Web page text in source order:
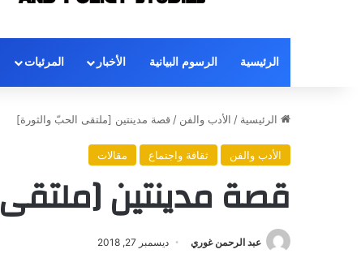
الرئيسية الرسوم البيانية الأخبار المرئيات
الرئيسية / الأدب والفن / قصة مدينتين [ملتقى الحبّ والثورة]
الأدب والفن ثقافة واجتماع مقالات
قصة مدينتين
عبد الرحمن غوري ديسمبر 27, 2018